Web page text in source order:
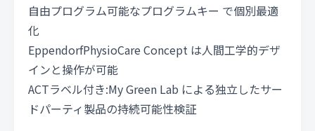
自由プログラム可能なプログラムキー で個別最適
化
EppendorfPhysioCare Concept は人間工学的デザ
インと操作が可能
ACTラベル付き:My Green Lab による独立したサー
ドパーティ製品の持続可能性検証